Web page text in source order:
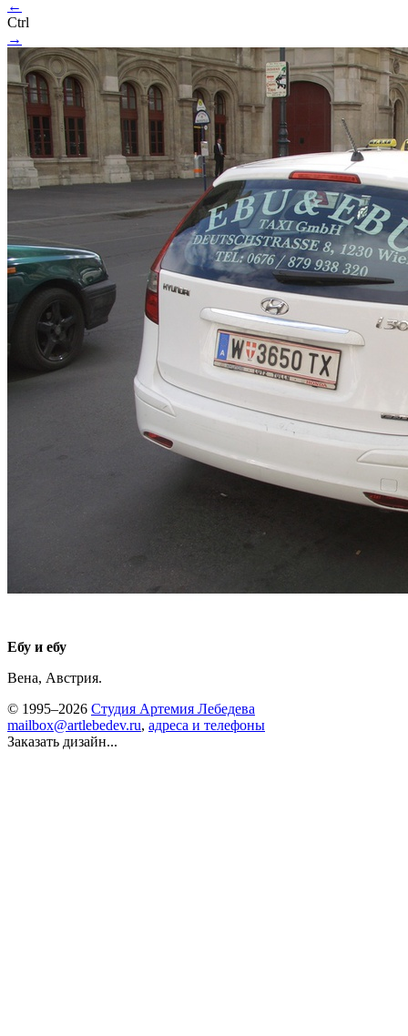
←
Ctrl
→
Ебу и ебу
Вена, Австрия.
© 1995–2026 Студия Артемия Лебедева
mailbox@artlebedev.ru, адреса и телефоны
Заказать дизайн...